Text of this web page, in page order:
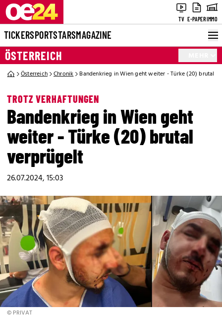
TV E-PAPERIMMO
TICKERSPORTSTARSMAGAZINE
ÖSTERREICH
Österreich Chronik Bandenkrieg in Wien geht weiter - Türke (20) brutal
TROTZ VERHAFTUNGEN
Bandenkrieg in Wien geht
weiter - Türke (20) brutal
verprügelt
26.07.2024, 15:03
© PRIVAT